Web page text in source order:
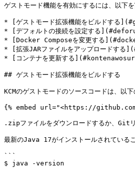
ゲストモード機能を有効にするには、以下を
* [ゲストモード拡張機能をビルドする
* [デフォルトの接続を設定する
* [Docker Composeを変更する
* [拡張JARファイルをアップロードす
* [コンテナを更新する
## ゲストモード拡張機能をビルドする
KCMのゲストモードのソースコードは、以
{% embed url="<https://
.zipファイルをダウンロードするか、Gitリ
最新のJava 17がインストールされているこ
```
$ java -version